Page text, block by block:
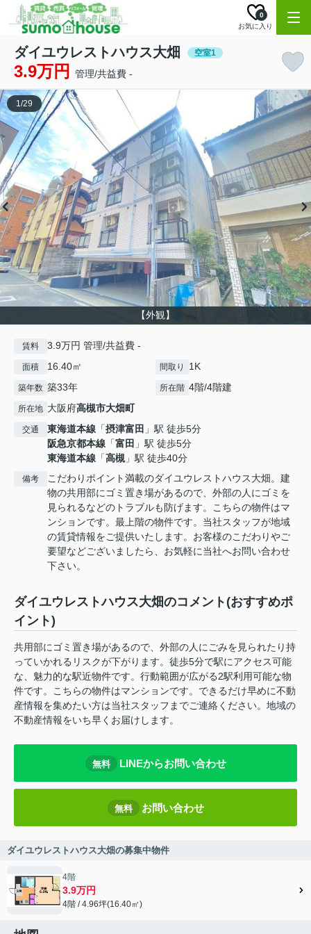
お気に入り
0
ダイユウレストハウス大畑 空室1
3.9万円 管理/共益費 -
【外観】
1/29
賃料 3.9万円 管理/共益費 -
面積 16.40㎡ 間取り 1K
築年数 築33年 所在階 4階/4階建
所在地 大阪府高槻市大畑町
交通 東海道本線 「摂津富田 」駅 徒歩5分
阪急京都本線 「富田 」駅 徒歩5分
東海道本線 「高槻 」駅 徒歩40分
備考
こだわりポイント満載のダイユウレストハウス大畑。建
物の共用部にゴミ置き場があるので、外部の人にゴミを
見られるなどのトラブルも防げます。こちらの物件はマ
ンションです。最上階の物件です。当社スタッフが地域
の賃貸情報をご提供いたします。お客様のこだわりやご
要望などございましたら、お気軽に当社へお問い合わせ
下さい。
ダイユウレストハウス大畑のコメント(おすすめポ
イント)
共用部にゴミ置き場があるので、外部の人にごみを見られたり持
っていかれるリスクが下がります。徒歩5分で駅にアクセス可能
な、魅力的な駅近物件です。行動範囲が広がる2駅利用可能な物
件です。こちらの物件はマンションです。できるだけ早めに不動
産情報を集めたい方は当社スタッフまでご連絡ください。地域の
不動産情報をいち早くお届けします。
無料 LINEからお問い合わせ
無料 お問い合わせ
ダイユウレストハウス大畑の募集中物件
4階
3.9万円
4階 / 4.96坪(16.40㎡)